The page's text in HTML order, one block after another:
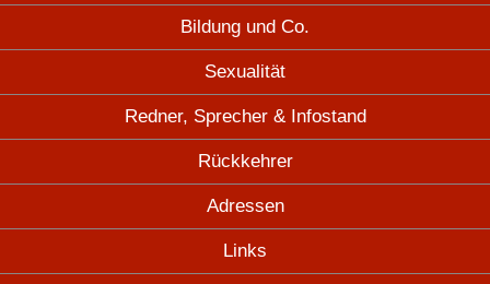
Bildung und Co.
Sexualität
Redner, Sprecher & Infostand
Rückkehrer
Adressen
Links